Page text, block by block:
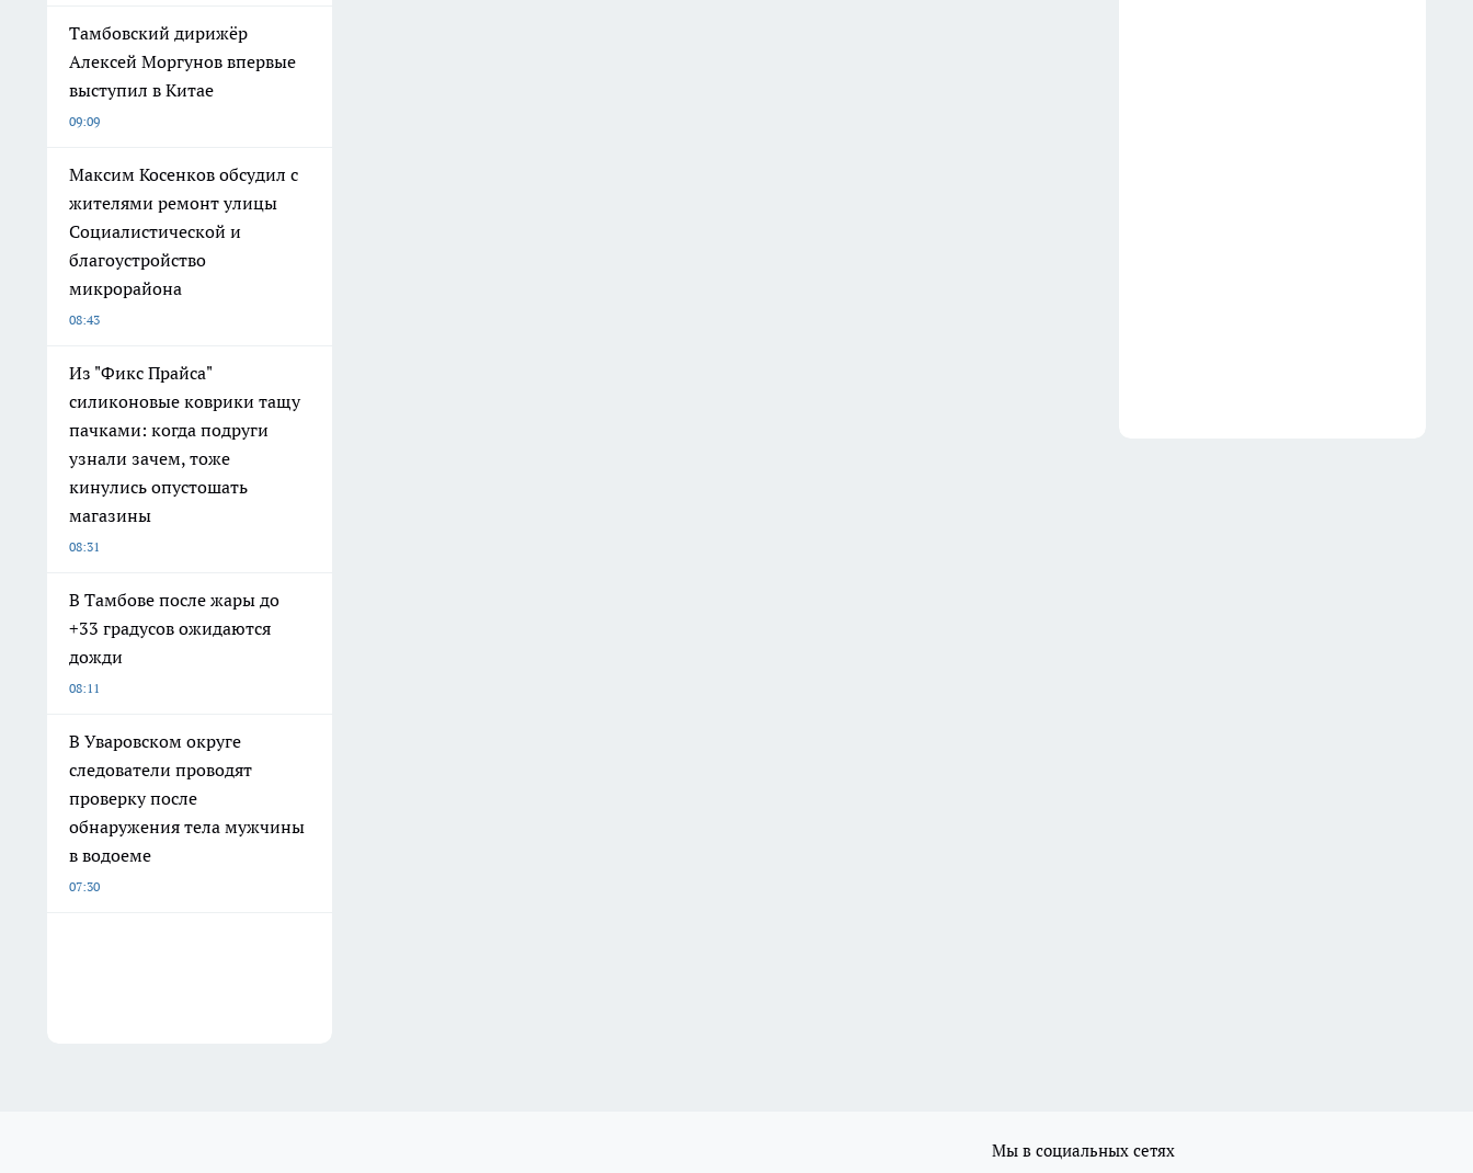
Тамбовский дирижёр
Алексей Моргунов впервые
выступил в Китае
09:09
Максим Косенков обсудил с
жителями ремонт улицы
Социалистической и
благоустройство
микрорайона
08:43
Из "Фикс Прайса"
силиконовые коврики тащу
пачками: когда подруги
узнали зачем, тоже
кинулись опустошать
магазины
08:31
В Тамбове после жары до
+33 градусов ожидаются
дожди
08:11
В Уваровском округе
следователи проводят
проверку после
обнаружения тела мужчины
в водоеме
07:30
Мы в социальных сетях